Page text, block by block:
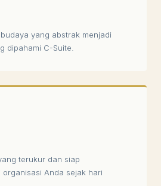
yang abstrak menjadi
dipahami C-Suite.
terukur dan siap
organisasi Anda sejak hari